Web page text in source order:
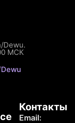
Dewu.
МСК
Контакты
Email: